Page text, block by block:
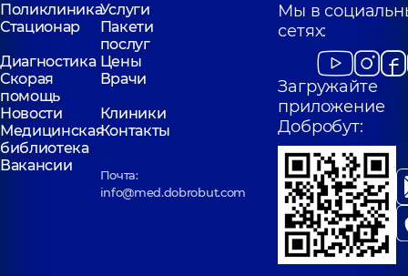
ПоликлиникаУслуги
Стационар
Пакети
послуг
Диагностика Цены
Скорая
помощь
Врачи
Новости
Клиники
Медицинская
библиотека
Контакты
Вакансии
Почта:
info@med.dobrobut.com
Мы в
сетях:
Загружайте
приложение
Добробут: